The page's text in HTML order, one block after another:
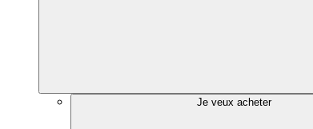
Je veux acheter